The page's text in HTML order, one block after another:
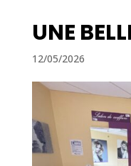
UNE
12/05/2026